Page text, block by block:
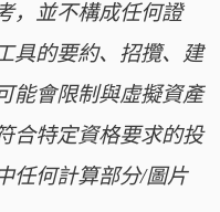
，並不構成任何證
具的要約、招攬、建
能會限制與虛擬資產
合特定資格要求的投
任何計算部分/圖片